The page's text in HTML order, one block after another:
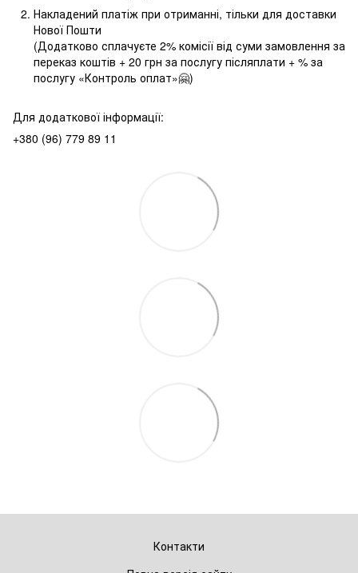
Накладений платіж при отриманні, тільки для доставки
Нової Пошти
(Додатково сплачуєте 2% комісії від суми замовлення за
переказ коштів + 20 грн за послугу післяплати + % за
послугу «Контроль оплат»🤗)
Для додаткової інформації:
+380 (96) 779 89 11
Контакти